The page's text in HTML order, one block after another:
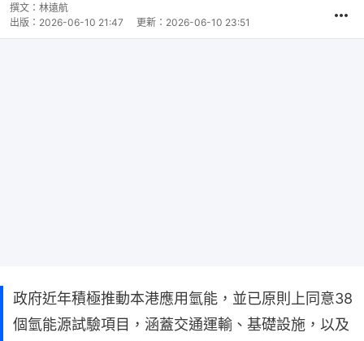
撰文： 林遠航
出版： 2026-06-10 21:47 更新： 2026-06-10 23:51
政府近年積極推動本港應用氫能，並已原則上同意38
個氫能源試驗項目，涵蓋交通運輸、基礎設施，以及